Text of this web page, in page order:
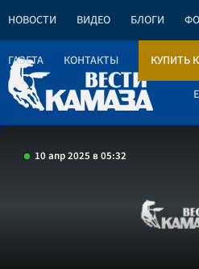
НОВОСТИ ВИДЕО БЛОГИ
ГАЗЕТА КОНТАКТЫ КУПИТЬ
10 апр 2025 в 05:32